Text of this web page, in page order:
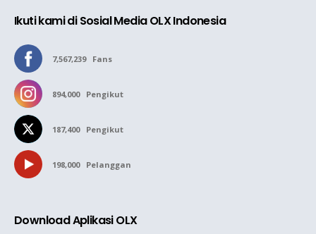
Ikuti kami di Sosial Media OLX Indonesia
7,567,239 Fans
894,000 Pengikut
187,400 Pengikut
198,000 Pelanggan
Download Aplikasi OLX